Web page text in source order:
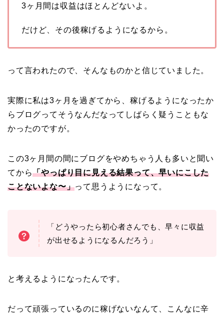
3ヶ月間は収益はほとんどないよ。
だけど、その後稼げるようになるから。
って言われたので、そんなものかと信じていました。
実際に私は3ヶ月を過ぎてから、稼げるようになったか
らブログってそうなんだなってしばらく疑うこともな
かったのですが。
この3ヶ月間の間にブログをやめちゃう人も多いと聞い
てから「やっぱり目に見える結果って、早いにこした
ことないよな〜」って思うようになって。
「どうやったら初心者さんでも、早々に収益
が出せるようになるんだろう」
と考えるようになったんです。
だって頑張っているのに稼げないなんて、こんなに辛